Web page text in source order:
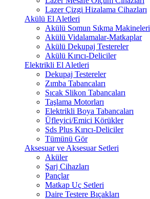
Lazer Çizgi Hizalama Cihazları
Akülü El Aletleri
Akülü Somun Sıkma Makineleri
Akülü Vidalamalar-Matkaplar
Akülü Dekupaj Testereler
Akülü Kırıcı-Deliciler
Elektrikli El Aletleri
Dekupaj Testereler
Zımba Tabancaları
Sıcak Slikon Tabancaları
Taşlama Motorları
Elektrikli Boya Tabancaları
Üfleyici/Emici Körükler
Sds Plus Kırıcı-Deliciler
Tümünü Gör
Aksesuar ve Aksesuar Setleri
Aküler
Şarj Cihazları
Pançlar
Matkap Uç Setleri
Daire Testere Bıçakları